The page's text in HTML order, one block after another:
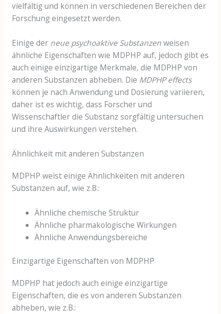
vielfältig und können in verschiedenen Bereichen der
Forschung eingesetzt werden.
Einige der neue psychoaktive Substanzenweisen
ähnliche Eigenschaften wie MDPHP auf, jedoch gibt es
auch einige einzigartige Merkmale, die MDPHP von
anderen Substanzen abheben. Die MDPHP effects
können je nach Anwendung und Dosierung variieren,
daher ist es wichtig, dass Forscher und
Wissenschaftler die Substanz sorgfältig untersuchen
und ihre Auswirkungen verstehen.
Ähnlichkeit mit anderen Substanzen
MDPHP weist einige Ähnlichkeiten mit anderen
Substanzen auf, wie z.B.:
Ähnliche chemische Struktur
Ähnliche pharmakologische Wirkungen
Ähnliche Anwendungsbereiche
Einzigartige Eigenschaften von MDPHP
MDPHP hat jedoch auch einige einzigartige
Eigenschaften, die es von anderen Substanzen
abheben, wie z.B.: